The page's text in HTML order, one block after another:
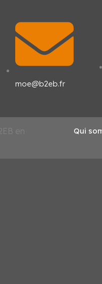
moe@b2eb.fr
Qui